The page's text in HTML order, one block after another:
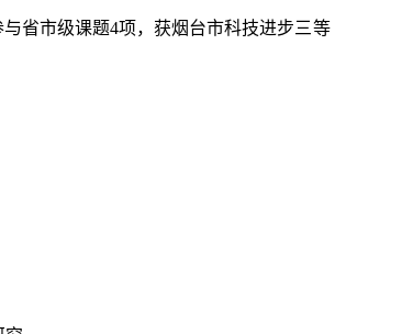
省市级课题4项，获烟台市科技进步三等